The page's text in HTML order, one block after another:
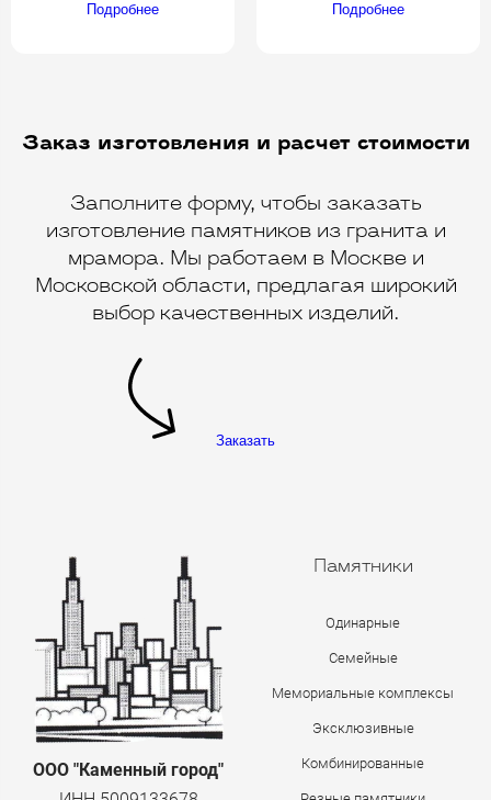
Подробнее Подробнее
Заказ изготовления и расчет стоимости
Заполните форму, чтобы заказать
изготовление памятников из гранита и
мрамора. Мы работаем в Москве и
Московской области, предлагая широкий
выбор качественных изделий.
Заказать
ООО "Каменный город"
Памятники
Одинарные
Семейные
Мемориальные комплексы
Эксклюзивные
Комбинированные